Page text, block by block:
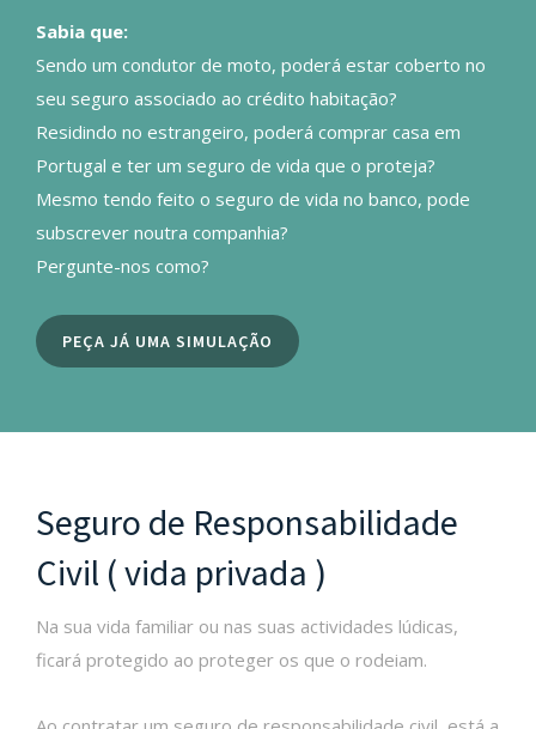
Sabia que:
Sendo um condutor de moto, poderá estar coberto no
seu seguro associado ao crédito habitação?
Residindo no estrangeiro, poderá comprar casa em
Portugal e ter um seguro de vida que o proteja?
Mesmo tendo feito o seguro de vida no banco, pode
subscrever noutra companhia?
Pergunte-nos como?
PEÇA JÁ UMA SIMULAÇÃO
Seguro de Responsabilidade
Civil ( vida privada )
Na sua vida familiar ou nas suas actividades lúdicas,
ficará protegido ao proteger os que o rodeiam.